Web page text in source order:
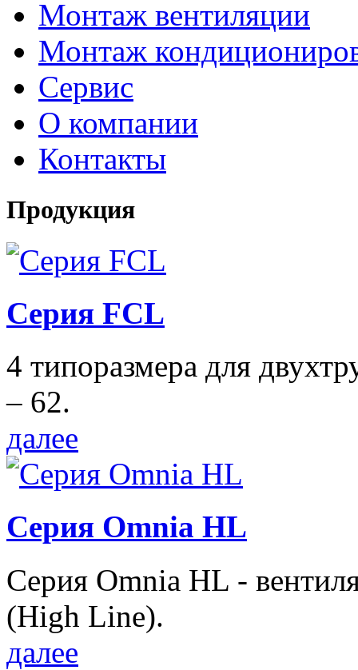
Монтаж вентиляции
Монтаж
Сервис
О компании
Контакты
Продукция
Серия FCL
4 типоразмера для
– 62.
далее
Серия Omnia HL
Серия Omnia HL -
(High Line).
далее